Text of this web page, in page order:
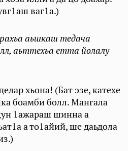
ваг1а.)
аьшкаш тедача
аьттехьа етта йолалу
хьона! (Бат эзе, катехе
боамби болл. Мангала
1ажараш шинна а
а то1айий, ше даьдола